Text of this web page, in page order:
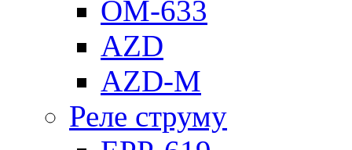
ОМ-633
AZD
AZD-M
Реле струму